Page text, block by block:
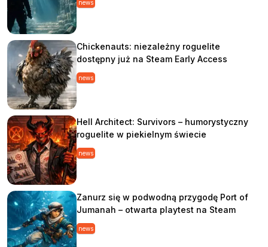
news
Chickenauts: niezależny roguelite
dostępny już na Steam Early Access
news
Hell Architect: Survivors – humorystyczny
roguelite w piekielnym świecie
news
Zanurz się w podwodną przygodę Port of
Jumanah – otwarta playtest na Steam
news